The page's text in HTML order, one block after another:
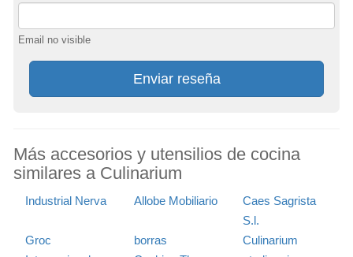
Email no visible
Enviar reseña
Más accesorios y utensilios de cocina
similares a Culinarium
Industrial Nerva Allobe Mobiliario
Caes Sagrista
S.l.
Groc
borras
Culinarium